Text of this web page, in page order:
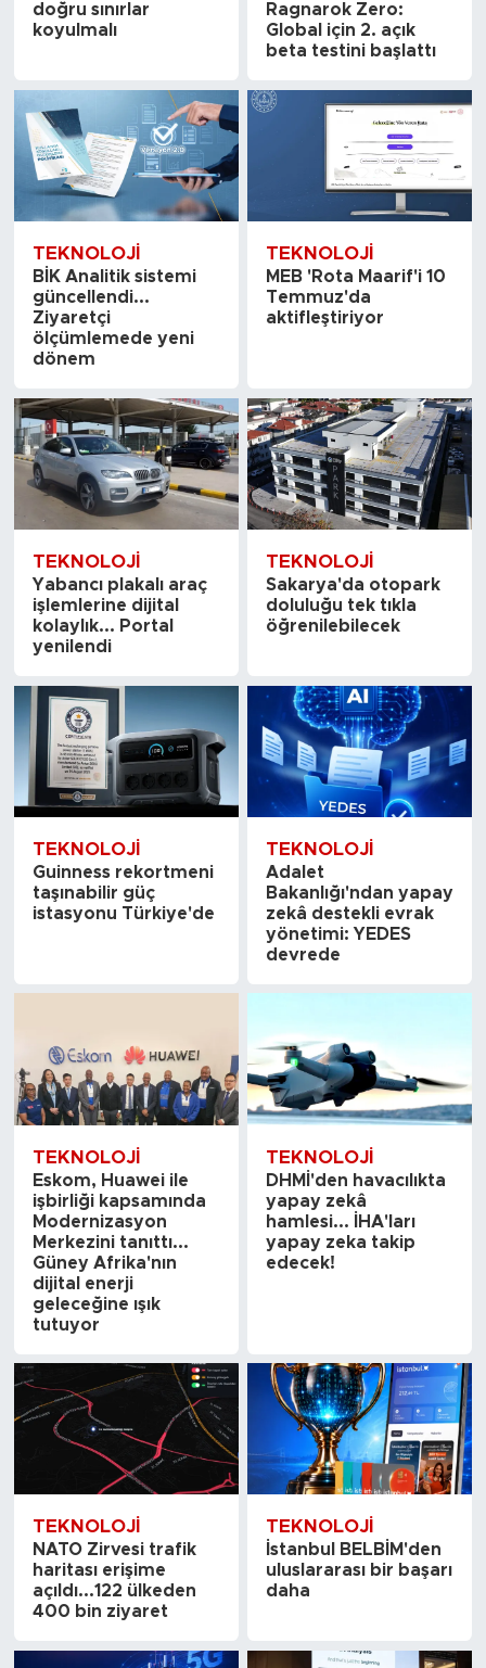
doğru sınırlar
koyulmalı
Ragnarok Zero:
Global için 2. açık
beta testini başlattı
TEKNOLOJI
BİK Analitik sistemi
güncellendi...
Ziyaretçi
ölçümlemede yeni
dönem
TEKNOLOJI
MEB 'Rota Maarif'i 10
Temmuz'da
aktifleştiriyor
TEKNOLOJI
Yabancı plakalı araç
işlemlerine dijital
kolaylık... Portal
yenilendi
TEKNOLOJI
Sakarya'da otopark
doluluğu tek tıkla
öğrenilebilecek
TEKNOLOJI
Guinness rekortmeni
taşınabilir güç
istasyonu Türkiye'de
TEKNOLOJI
Adalet
Bakanlığı'ndan yapay
zekâ destekli evrak
yönetimi: YEDES
devrede
TEKNOLOJI
Eskom, Huawei ile
işbirliği kapsamında
Modernizasyon
Merkezini tanıttı...
Güney Afrika'nın
dijital enerji
geleceğine ışık
tutuyor
TEKNOLOJI
DHMİ'den havacılıkta
yapay zekâ
hamlesi... İHA'ları
yapay zeka takip
edecek!
TEKNOLOJI
NATO Zirvesi trafik
haritası erişime
açıldı...122 ülkeden
400 bin ziyaret
TEKNOLOJI
İstanbul BELBİM'den
uluslararası bir başarı
daha